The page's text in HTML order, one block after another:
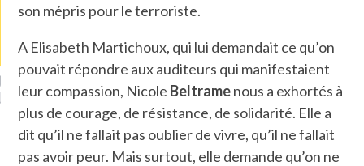
ATTACHÉS À LA
DE L’AMBASSADE
À PARIS. POURQUOI
? POUR QUI ?
UN GRONDIN FOURRÉ AUX
CHAMPIGNONS ET AUX
LARDONS DANS LA HALLE
DE DAX. ET POURQUOI PAS
?
son mépris pour le terroriste.
A Elisabeth Martichoux, qui lui demandait ce qu’on
pouvait répondre aux auditeurs qui manifestaient
leur compassion, Nicole Beltramenous a exhortés à
plus de courage, de résistance, de solidarité. Elle a
dit qu’il ne fallait pas oublier de vivre, qu’il ne fallait
pas avoir peur. Mais surtout, elle demande qu’on ne